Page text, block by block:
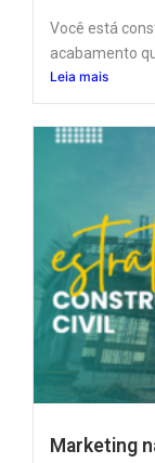
Você está
acabamento
Leia mais
Marketing